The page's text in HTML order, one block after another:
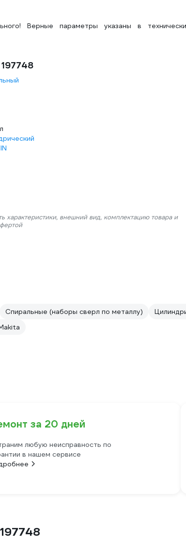
Верные параметры указаны в
характеристики, внешний вид, комплектацию товара и
Спиральные (наборы сверл по металлу)
за 20 дней
любую неисправность по
в нашем сервисе